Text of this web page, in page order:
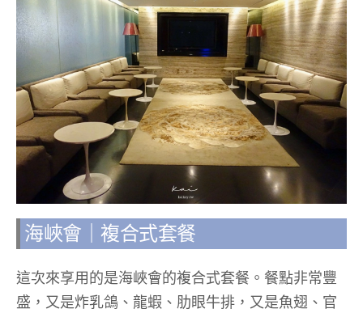
海峽會｜複合式套餐
這次來享用的是海峽會的複合式套餐。餐點非常豐
盛，又是炸乳鴿、龍蝦、肋眼牛排，又是魚翅、官